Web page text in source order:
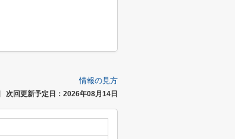
情報の見方
次回更新予定日：2026年08月14日